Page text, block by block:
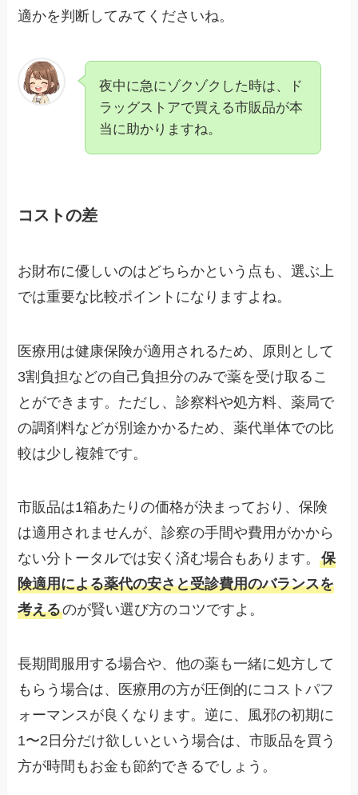
適かを判断してみてくださいね。
夜中に急にゾクゾクした時は、ド
ラッグストアで買える市販品が本
当に助かりますね。
コストの差
お財布に優しいのはどちらかという点も、選ぶ上
では重要な比較ポイントになりますよね。
医療用は健康保険が適用されるため、原則として
3割負担などの自己負担分のみで薬を受け取るこ
とができます。ただし、診察料や処方料、薬局で
の調剤料などが別途かかるため、薬代単体での比
較は少し複雑です。
市販品は1箱あたりの価格が決まっており、保険
は適用されませんが、診察の手間や費用がかから
ない分トータルでは安く済む場合もあります。保
険適用による薬代の安さと受診費用のバランスを
考えるのが賢い選び方のコツですよ。
長期間服用する場合や、他の薬も一緒に処方して
もらう場合は、医療用の方が圧倒的にコストパフ
ォーマンスが良くなります。逆に、風邪の初期に
1〜2日分だけ欲しいという場合は、市販品を買う
方が時間もお金も節約できるでしょう。